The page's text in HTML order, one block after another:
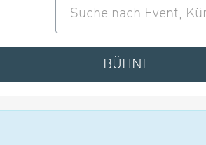
BÜHNE